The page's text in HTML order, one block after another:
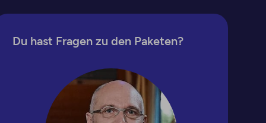
Du hast Fragen zu den Paketen?